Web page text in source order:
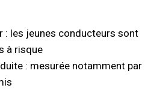
: les jeunes conducteurs sont
à risque
: mesurée notamment par